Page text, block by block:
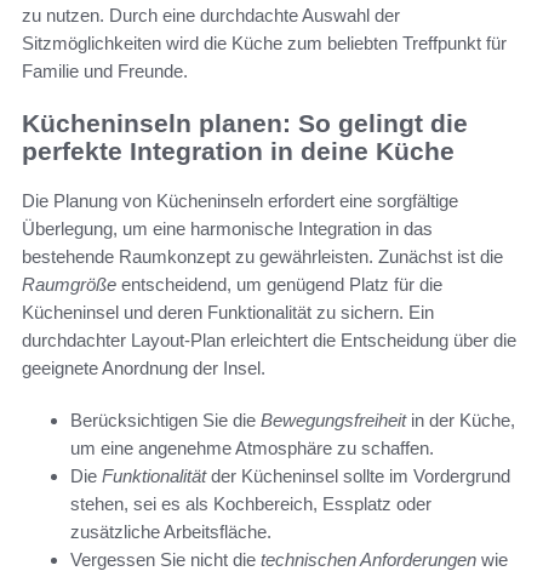
zu nutzen. Durch eine durchdachte Auswahl der
Sitzmöglichkeiten wird die Küche zum beliebten Treffpunkt für
Familie und Freunde.
Kücheninseln planen: So gelingt die
perfekte Integration in deine Küche
Die Planung von Kücheninseln erfordert eine sorgfältige
Überlegung, um eine harmonische Integration in das
bestehende Raumkonzept zu gewährleisten. Zunächst ist die
Raumgröße entscheidend, um genügend Platz für die
Kücheninsel und deren Funktionalität zu sichern. Ein
durchdachter Layout-Plan erleichtert die Entscheidung über die
geeignete Anordnung der Insel.
Berücksichtigen Sie die Bewegungsfreiheitin der Küche,
um eine angenehme Atmosphäre zu schaffen.
Die Funktionalitätder Kücheninsel sollte im Vordergrund
stehen, sei es als Kochbereich, Essplatz oder
zusätzliche Arbeitsfläche.
Vergessen Sie nicht die technischen Anforderungen wie